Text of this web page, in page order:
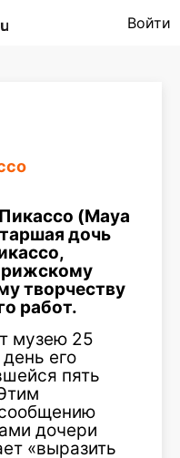
Войти
(Maya
дочь
творчеству
работ.
музею 25
его
пять
дочери
«выразить